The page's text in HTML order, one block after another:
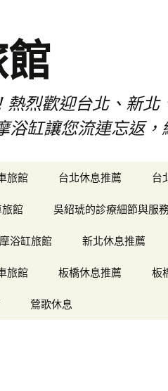
烈歡迎台北、新
缸讓您流連忘返
旅館 台北休息推薦 台
館 吳紹琥的診療細節與服
浴缸旅館 新北休息推薦
旅館 板橋休息推薦 板
鶯歌休息